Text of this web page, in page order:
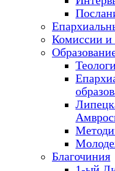
Комиссии и
Благочиния